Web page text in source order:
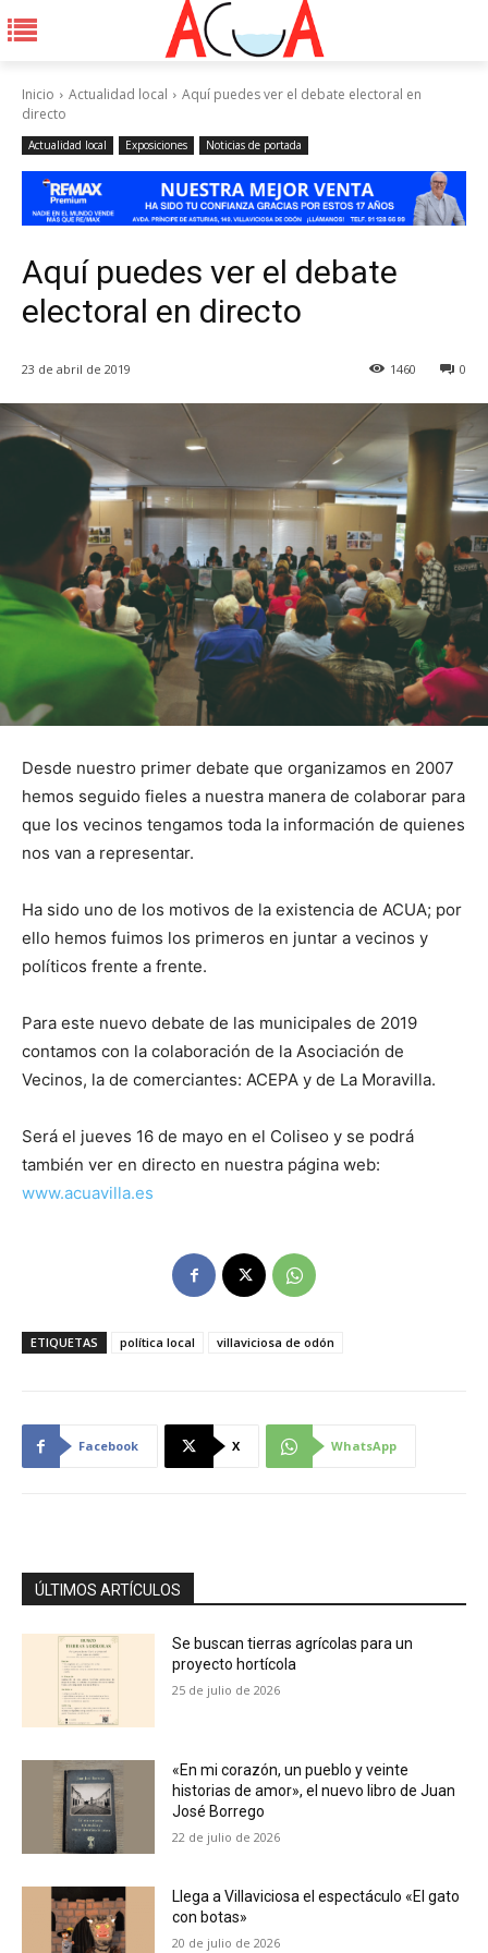
Inicio Actualidad local
Aquí puedes ver el debate electoral en
directo
Actualidad local Exposiciones Noticias de portada
Aquí puedes ver el debate
electoral en directo
23 de abril de 2019 0
1460
Desde nuestro primer debate que organizamos en 2007
hemos seguido fieles a nuestra manera de colaborar para
que los vecinos tengamos toda la información de quienes
nos van a representar.
Ha sido uno de los motivos de la existencia de ACUA; por
ello hemos fuimos los primeros en juntar a vecinos y
políticos frente a frente.
Para este nuevo debate de las municipales de 2019
contamos con la colaboración de la Asociación de
Vecinos, la de comerciantes: ACEPA y de La Moravilla.
Será el jueves 16 de mayo en el Coliseo y se podrá
también ver en directo en nuestra página web:
www.acuavilla.es
ETIQUETAS política local villaviciosa de odón
Facebook X WhatsApp
ÚLTIMOS ARTÍCULOS
Se buscan tierras agrícolas para un
proyecto hortícola
25 de julio de 2026
«En mi corazón, un pueblo y veinte
historias de amor», el nuevo libro de Juan
José Borrego
22 de julio de 2026
Llega a Villaviciosa el espectáculo «El gato
con botas»
20 de julio de 2026